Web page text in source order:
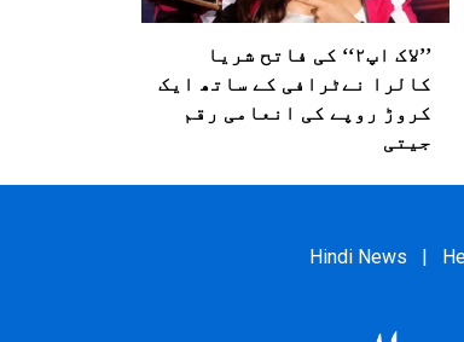
’’لاک اپ۲‘‘ کی فاتح شریا
کالرا نےٹرافی کے ساتھ ایک
کروڑ روپے کی انعامی رقم
جیتی
Hindi News |